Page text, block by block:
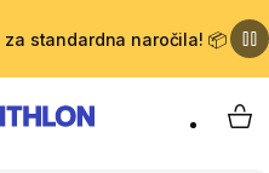
za standardna naročila! 📦